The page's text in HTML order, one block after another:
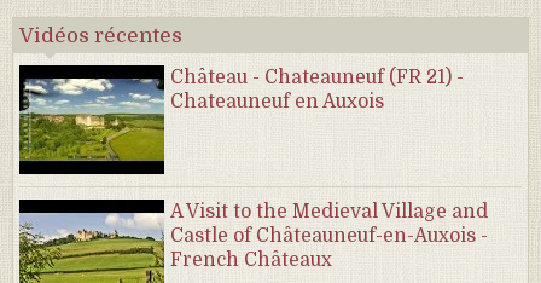
Vidéos récentes
Château - Chateauneuf (FR 21) -
Chateauneuf en Auxois
A Visit to the Medieval Village and
Castle of Châteauneuf-en-Auxois -
French Châteaux